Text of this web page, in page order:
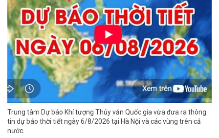
Trung tâm Dự báo Khí tượng Thủy văn Quốc gia vừa đưa ra thông
tin dự báo thời tiết ngày 6/8/2026 tại Hà Nội và các vùng trên cả
nước.